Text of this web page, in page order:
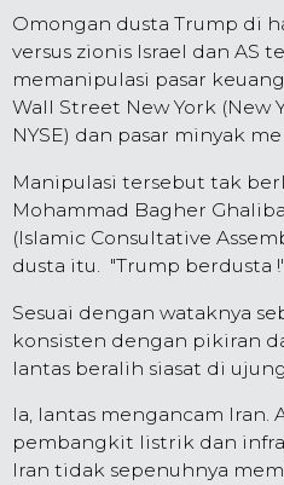
Omongan dusta Trump di
versus zionis Israel dan AS
memanipulasi pasar
Wall Street New York (New
NYSE) dan pasar minyak
Manipulasi tersebut tak
Mohammad Bagher
(Islamic Consultative
dusta itu. "Trump berdusta
Sesuai dengan wataknya
konsisten dengan pikiran
lantas beralih siasat di
Ia, lantas mengancam
pembangkit listrik dan
Iran tidak sepenuhnya